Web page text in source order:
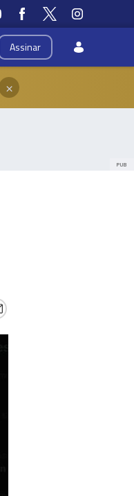
Assinar
×
PUB